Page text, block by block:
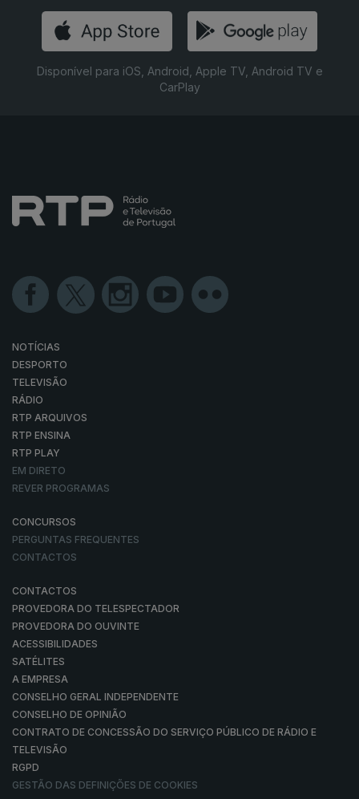
Disponível para iOS, Android, Apple TV, Android TV e
CarPlay
NOTÍCIAS
DESPORTO
TELEVISÃO
RÁDIO
RTP ARQUIVOS
RTP ENSINA
RTP PLAY
EM DIRETO
REVER PROGRAMAS
CONCURSOS
PERGUNTAS FREQUENTES
CONTACTOS
CONTACTOS
PROVEDORA DO TELESPECTADOR
PROVEDORA DO OUVINTE
ACESSIBILIDADES
SATÉLITES
A EMPRESA
CONSELHO GERAL INDEPENDENTE
CONSELHO DE OPINIÃO
CONTRATO DE CONCESSÃO DO SERVIÇO PÚBLICO DE RÁDIO E
TELEVISÃO
RGPD
GESTÃO DAS DEFINIÇÕES DE COOKIES